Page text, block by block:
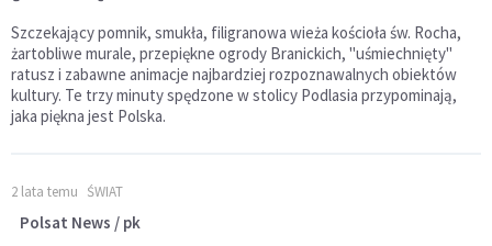
Szczekający pomnik, smukła, filigranowa wieża kościoła św. Rocha,
żartobliwe murale, przepiękne ogrody Branickich, "uśmiechnięty"
ratusz i zabawne animacje najbardziej rozpoznawalnych obiektów
kultury. Te trzy minuty spędzone w stolicy Podlasia przypominają,
jaka piękna jest Polska.
2 lata temu ŚWIAT
Polsat News / pk